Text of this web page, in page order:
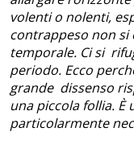
volenti o nolenti,
contrappeso non si
temporale. Ci si
periodo. Ecco
grande dissenso
una piccola follia. È
particolarmente